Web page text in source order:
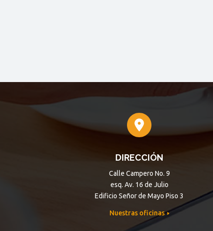
DIRECCIÓN
Calle Campero No. 9
esq. Av. 16 de Julio
Edificio Señor de Mayo Piso 3
Nuestras oficinas